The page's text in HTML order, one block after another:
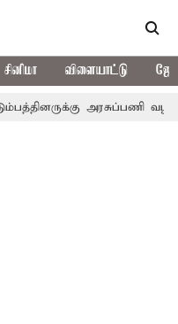
சினிமா விளையாட்டு
அரசுப்பணி வழக்கு;